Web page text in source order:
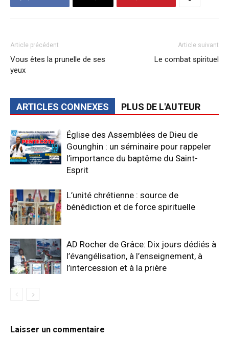
Article précédent
Vous êtes la prunelle de ses
yeux
Article suivant
Le combat spirituel
ARTICLES CONNEXES PLUS DE L'AUTEUR
Église des Assemblées de Dieu de
Gounghin : un séminaire pour rappeler
l’importance du baptême du Saint-
Esprit
L’unité chrétienne : source de
bénédiction et de force spirituelle
AD Rocher de Grâce: Dix jours dédiés à
l’évangélisation, à l’enseignement, à
l’intercession et à la prière
Laisser un commentaire